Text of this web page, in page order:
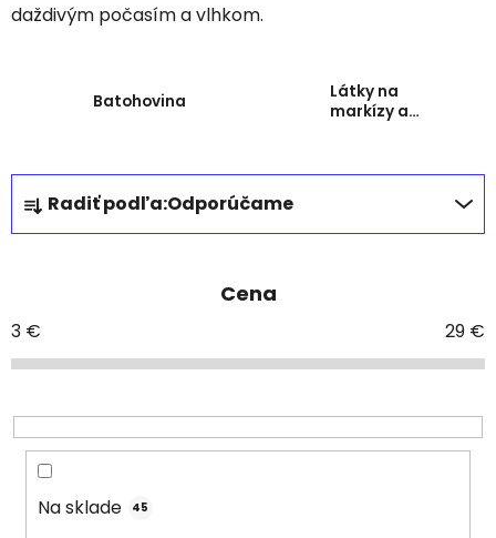
daždivým počasím a vlhkom.
Batohovina
Látky na
markízy a
R
a
d
i
e
r
o
Radiť podľa:Odporúčame
Cena
3 € 29 €
Na sklade 45